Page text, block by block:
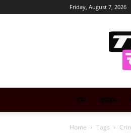
Friday, August 7, 2026
Chanakya
होम क्राइम
Home Tags